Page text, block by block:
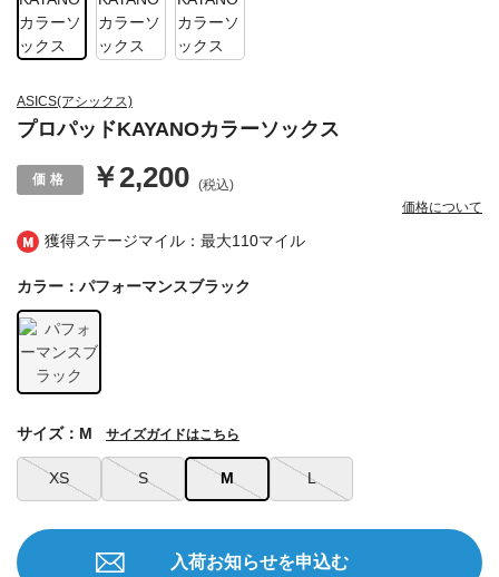
獲得ステージマイル：最大110マイル
ASICS(アシックス)
プロパッドKAYANOカラーソックス
￥2,200 (税込)
価格について
カラー：パフォーマンスブラック
XS S M L
サイズ：M サイズガイドはこちら
入荷お知らせを申込む